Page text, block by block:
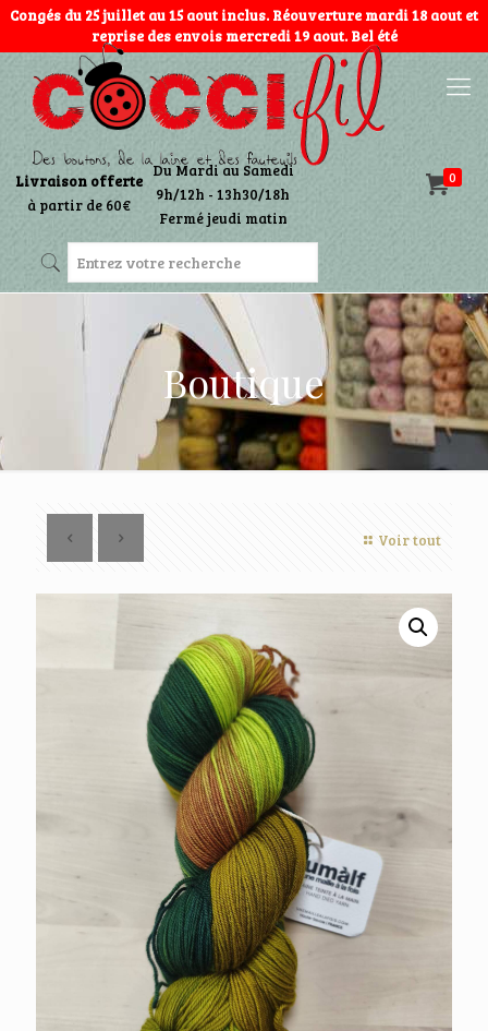
Congés du 25 juillet au 15 aout inclus. Réouverture mardi 18 aout et
reprise des envois mercredi 19 aout. Bel été
0
Livraison offerte
à partir de 60€
Du Mardi au Samedi
9h/12h - 13h30/18h
Fermé jeudi matin
Boutique
Voir tout